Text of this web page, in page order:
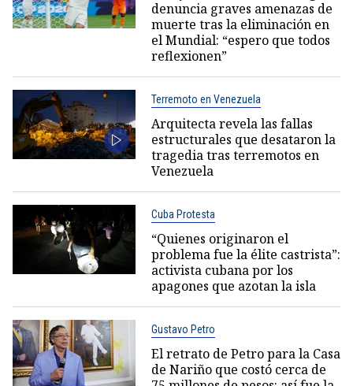
denuncia graves amenazas de
muerte tras la eliminación en
el Mundial: “espero que todos
reflexionen”
Terremoto en Venezuela
Arquitecta revela las fallas
estructurales que desataron la
tragedia tras terremotos en
Venezuela
Cuba Protesta
“Quienes originaron el
problema fue la élite castrista”:
activista cubana por los
apagones que azotan la isla
Gustavo Petro
El retrato de Petro para la Casa
de Nariño que costó cerca de